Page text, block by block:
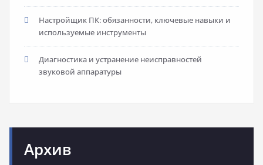
Настройщик ПК: обязанности, ключевые навыки и
используемые инструменты
Диагностика и устранение неисправностей
звуковой аппаратуры
Архив